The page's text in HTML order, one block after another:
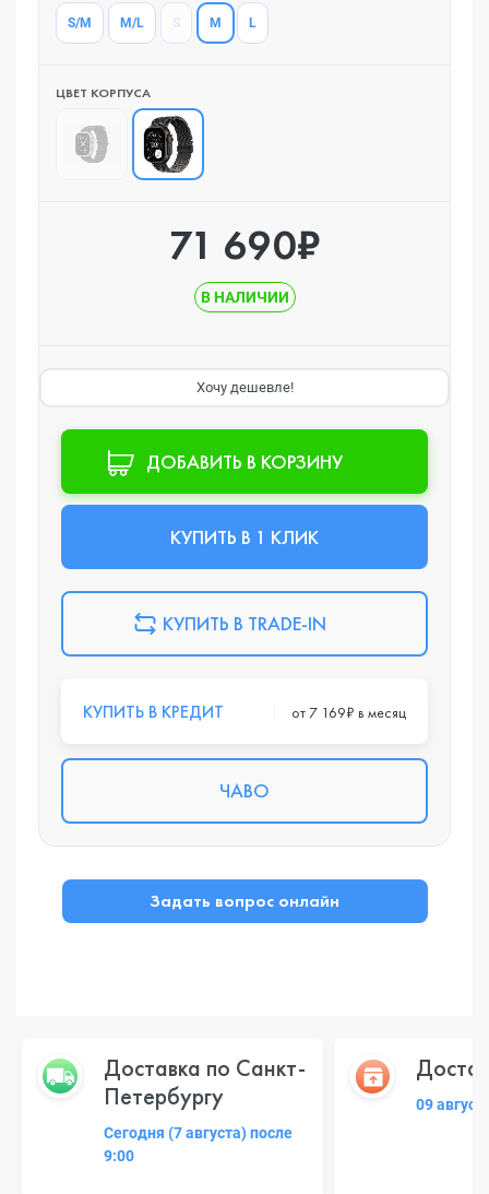
S/M M/L M L
ЦВЕТ КОРПУСА
71 690₽
В НАЛИЧИИ
Хочу дешевле!
ДОБАВИТЬ В КОРЗИНУ
КУПИТЬ В 1 КЛИК
КУПИТЬ В TRADE-IN
КУПИТЬ В КРЕДИТ от 7 169₽ в месяц
ЧАВО
Задать вопрос онлайн
Доставка по Санкт-
Петербургу
Сегодня (7 августа) после
9:00
09